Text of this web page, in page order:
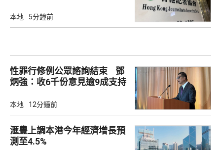
本地 5分鐘前
性罪行修例公眾諮詢結束 鄧
炳強：收6千份意見逾9成支持
本地 12分鐘前
滙豐上調本港今年經濟增長預
測至4.5%